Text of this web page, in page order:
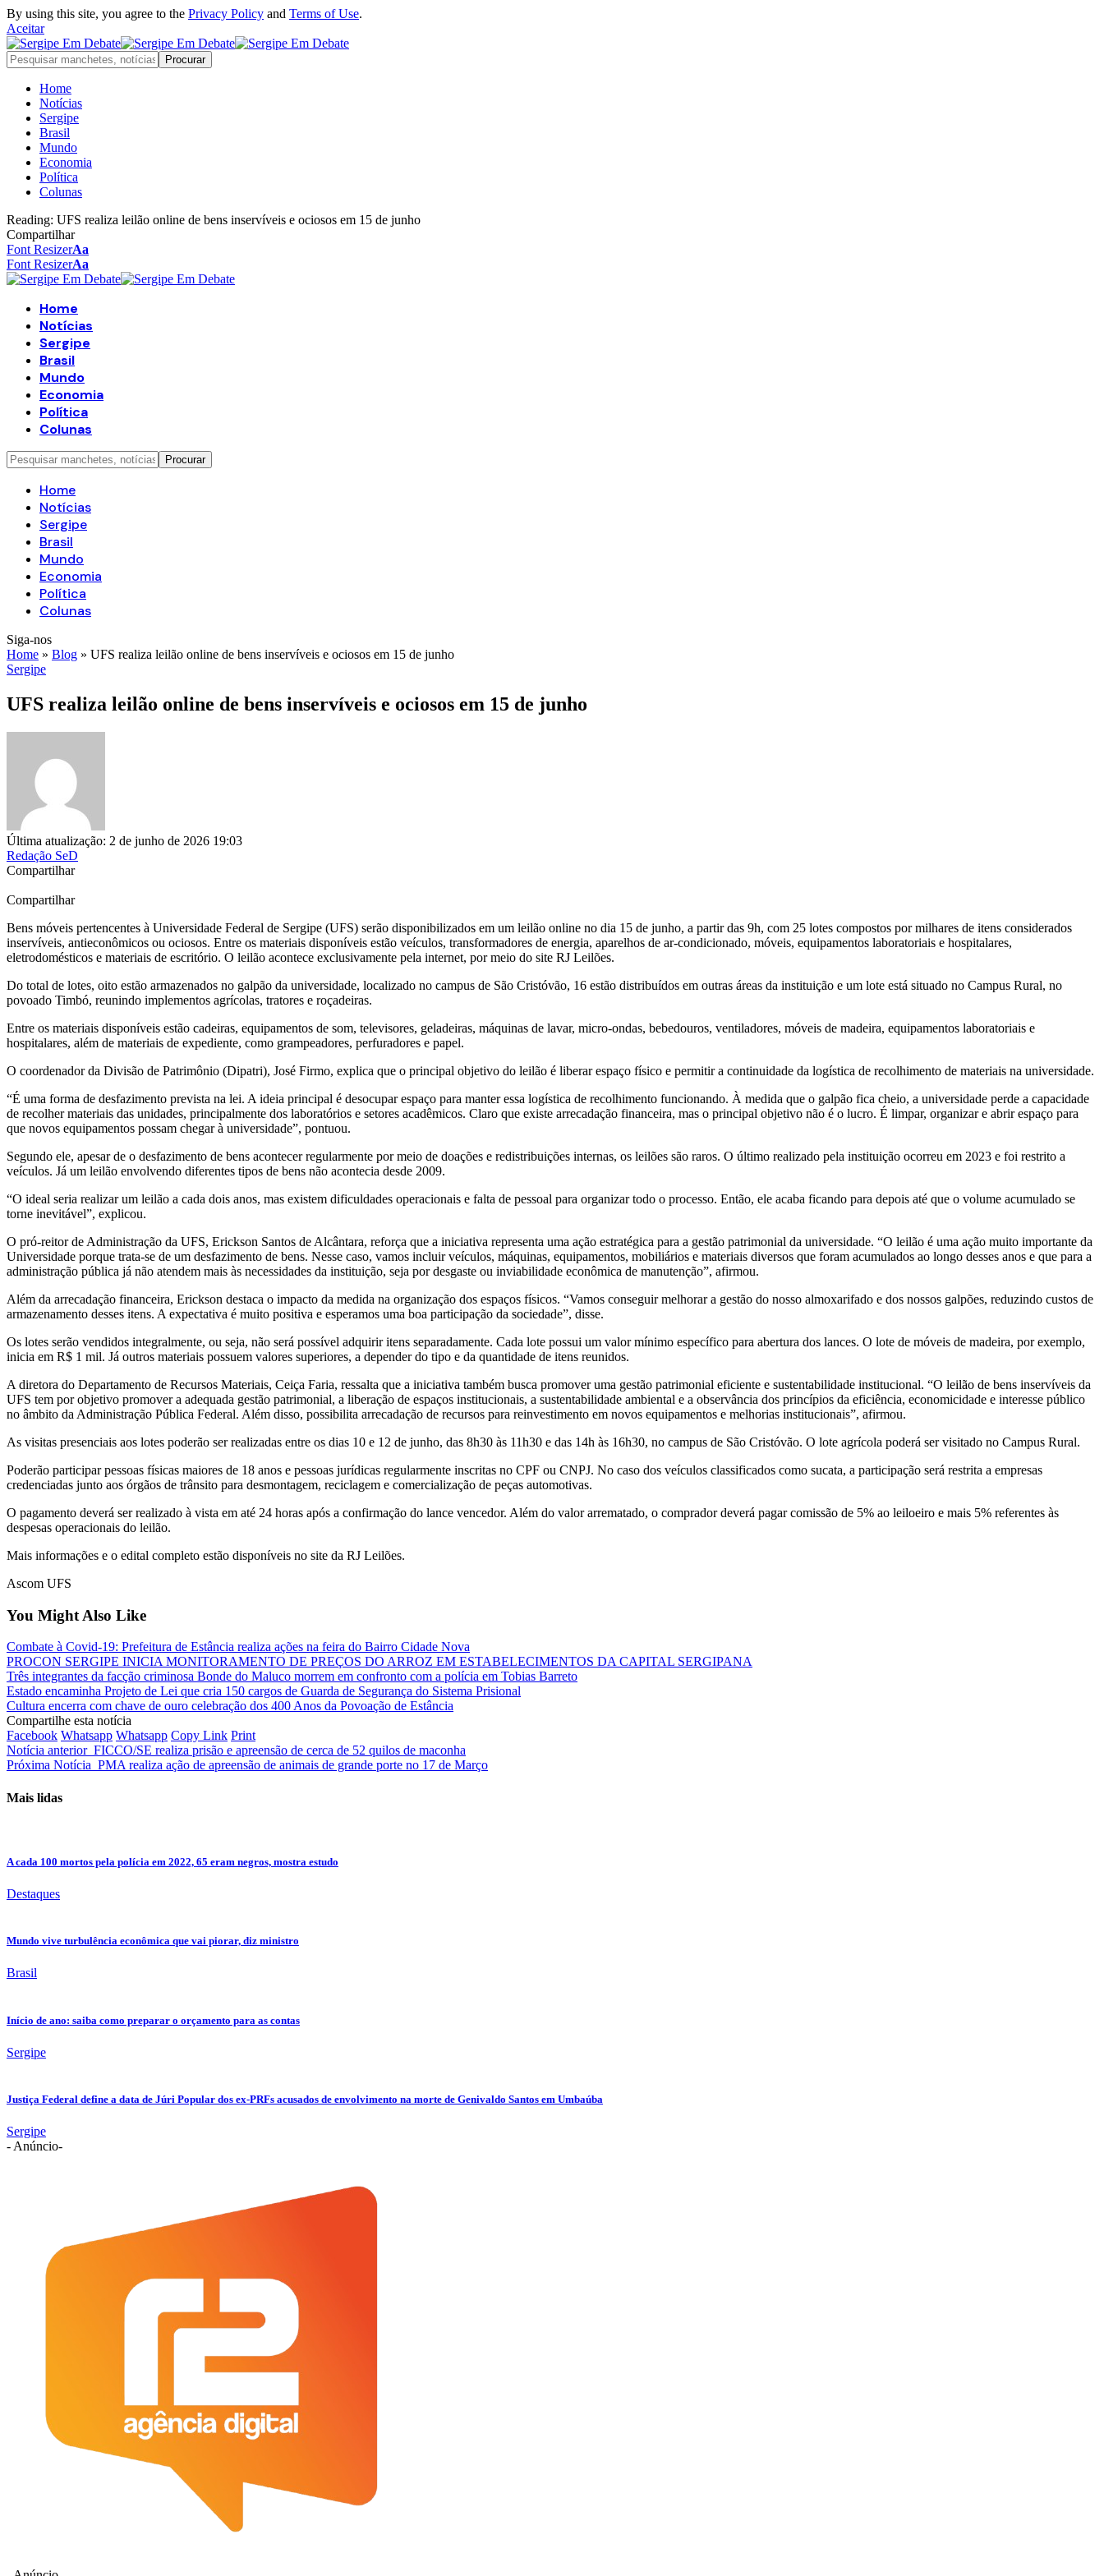
By using this site, you agree to the Privacy Policy and Terms of Use.
Aceitar
Home
Notícias
Sergipe
Brasil
Mundo
Economia
Política
Colunas
Reading: UFS realiza leilão online de bens inservíveis e ociosos em 15 de junho
Compartilhar
Font ResizerAa
Font ResizerAa
Home
Notícias
Sergipe
Brasil
Mundo
Economia
Política
Colunas
Home
Notícias
Sergipe
Brasil
Mundo
Economia
Política
Colunas
Siga-nos
Home » Blog » UFS realiza leilão online de bens inservíveis e ociosos em 15 de junho
Sergipe
UFS realiza leilão online de bens inservíveis e ociosos em 15 de junho
Última atualização: 2 de junho de 2026 19:03
Redação SeD
Compartilhar
Compartilhar
Bens móveis pertencentes à Universidade Federal de Sergipe (UFS) serão disponibilizados em um leilão online no dia 15 de junho, a partir das 9h, com 25 lotes compostos por milhares de itens considerados
inservíveis, antieconômicos ou ociosos. Entre os materiais disponíveis estão veículos, transformadores de energia, aparelhos de ar-condicionado, móveis, equipamentos laboratoriais e hospitalares,
eletrodomésticos e materiais de escritório. O leilão acontece exclusivamente pela internet, por meio do site RJ Leilões.
Do total de lotes, oito estão armazenados no galpão da universidade, localizado no campus de São Cristóvão, 16 estão distribuídos em outras áreas da instituição e um lote está situado no Campus Rural, no
povoado Timbó, reunindo implementos agrícolas, tratores e roçadeiras.
Entre os materiais disponíveis estão cadeiras, equipamentos de som, televisores, geladeiras, máquinas de lavar, micro-ondas, bebedouros, ventiladores, móveis de madeira, equipamentos laboratoriais e
hospitalares, além de materiais de expediente, como grampeadores, perfuradores e papel.
O coordenador da Divisão de Patrimônio (Dipatri), José Firmo, explica que o principal objetivo do leilão é liberar espaço físico e permitir a continuidade da logística de recolhimento de materiais na universidade.
“É uma forma de desfazimento prevista na lei. A ideia principal é desocupar espaço para manter essa logística de recolhimento funcionando. À medida que o galpão fica cheio, a universidade perde a capacidade
de recolher materiais das unidades, principalmente dos laboratórios e setores acadêmicos. Claro que existe arrecadação financeira, mas o principal objetivo não é o lucro. É limpar, organizar e abrir espaço para
que novos equipamentos possam chegar à universidade”, pontuou.
Segundo ele, apesar de o desfazimento de bens acontecer regularmente por meio de doações e redistribuições internas, os leilões são raros. O último realizado pela instituição ocorreu em 2023 e foi restrito a
veículos. Já um leilão envolvendo diferentes tipos de bens não acontecia desde 2009.
“O ideal seria realizar um leilão a cada dois anos, mas existem dificuldades operacionais e falta de pessoal para organizar todo o processo. Então, ele acaba ficando para depois até que o volume acumulado se
torne inevitável”, explicou.
O pró-reitor de Administração da UFS, Erickson Santos de Alcântara, reforça que a iniciativa representa uma ação estratégica para a gestão patrimonial da universidade. “O leilão é uma ação muito importante da
Universidade porque trata-se de um desfazimento de bens. Nesse caso, vamos incluir veículos, máquinas, equipamentos, mobiliários e materiais diversos que foram acumulados ao longo desses anos e que para a
administração pública já não atendem mais às necessidades da instituição, seja por desgaste ou inviabilidade econômica de manutenção”, afirmou.
Além da arrecadação financeira, Erickson destaca o impacto da medida na organização dos espaços físicos. “Vamos conseguir melhorar a gestão do nosso almoxarifado e dos nossos galpões, reduzindo custos de
armazenamento desses itens. A expectativa é muito positiva e esperamos uma boa participação da sociedade”, disse.
Os lotes serão vendidos integralmente, ou seja, não será possível adquirir itens separadamente. Cada lote possui um valor mínimo específico para abertura dos lances. O lote de móveis de madeira, por exemplo,
inicia em R$ 1 mil. Já outros materiais possuem valores superiores, a depender do tipo e da quantidade de itens reunidos.
A diretora do Departamento de Recursos Materiais, Ceiça Faria, ressalta que a iniciativa também busca promover uma gestão patrimonial eficiente e sustentabilidade institucional. “O leilão de bens inservíveis da
UFS tem por objetivo promover a adequada gestão patrimonial, a liberação de espaços institucionais, a sustentabilidade ambiental e a observância dos princípios da eficiência, economicidade e interesse público
no âmbito da Administração Pública Federal. Além disso, possibilita arrecadação de recursos para reinvestimento em novos equipamentos e melhorias institucionais”, afirmou.
As visitas presenciais aos lotes poderão ser realizadas entre os dias 10 e 12 de junho, das 8h30 às 11h30 e das 14h às 16h30, no campus de São Cristóvão. O lote agrícola poderá ser visitado no Campus Rural.
Poderão participar pessoas físicas maiores de 18 anos e pessoas jurídicas regularmente inscritas no CPF ou CNPJ. No caso dos veículos classificados como sucata, a participação será restrita a empresas
credenciadas junto aos órgãos de trânsito para desmontagem, reciclagem e comercialização de peças automotivas.
O pagamento deverá ser realizado à vista em até 24 horas após a confirmação do lance vencedor. Além do valor arrematado, o comprador deverá pagar comissão de 5% ao leiloeiro e mais 5% referentes às
despesas operacionais do leilão.
Mais informações e o edital completo estão disponíveis no site da RJ Leilões.
Ascom UFS
You Might Also Like
Combate à Covid-19: Prefeitura de Estância realiza ações na feira do Bairro Cidade Nova
PROCON SERGIPE INICIA MONITORAMENTO DE PREÇOS DO ARROZ EM ESTABELECIMENTOS DA CAPITAL SERGIPANA
Três integrantes da facção criminosa Bonde do Maluco morrem em confronto com a polícia em Tobias Barreto
Estado encaminha Projeto de Lei que cria 150 cargos de Guarda de Segurança do Sistema Prisional
Cultura encerra com chave de ouro celebração dos 400 Anos da Povoação de Estância
Compartilhe esta notícia
Facebook Whatsapp Whatsapp Copy Link Print
Notícia anterior FICCO/SE realiza prisão e apreensão de cerca de 52 quilos de maconha
Próxima Notícia PMA realiza ação de apreensão de animais de grande porte no 17 de Março
Mais lidas
A cada 100 mortos pela polícia em 2022, 65 eram negros, mostra estudo
Destaques
Mundo vive turbulência econômica que vai piorar, diz ministro
Brasil
Início de ano: saiba como preparar o orçamento para as contas
Sergipe
Justiça Federal define a data de Júri Popular dos ex-PRFs acusados de envolvimento na morte de Genivaldo Santos em Umbaúba
Sergipe
- Anúncio-